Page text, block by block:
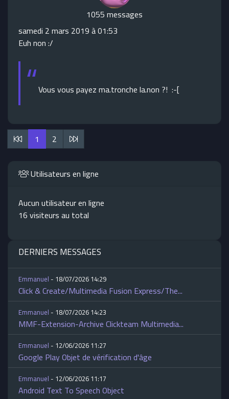
1055 messages
samedi 2 mars 2019 à 01:53
Euh non :/
Vous vous payez ma.tronche la.non ?! :-[
1 2
Utilisateurs en ligne
Aucun utilisateur en ligne
16 visiteurs au total
DERNIERS MESSAGES
Emmanuel- 18/07/2026 14:29
Click & Create/Multimedia Fusion Express/The...
Emmanuel- 18/07/2026 14:23
MMF-Extension-Archive Clickteam Multimedia...
Emmanuel- 12/06/2026 11:27
Google Play Objet de vérification d'âge
Emmanuel- 12/06/2026 11:17
Android Text To Speech Object